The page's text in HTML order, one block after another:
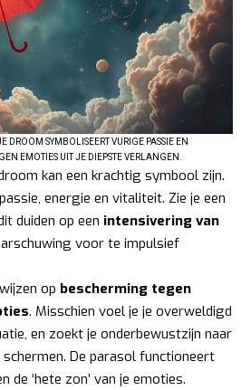
DROOM SYMBOLISEERT VURIGE PASSIE EN
EMOTIES UIT JE DIEPSTE VERLANGEN.
kan een krachtig symbool zijn.
energie en vitaliteit. Zie je een
duiden op een intensivering van
voor te impulsief
op bescherming tegen
. Misschien voel je je overweldigd
en zoekt je onderbewustzijn naar
De parasol functioneert
de ‘hete zon’ van je emoties.